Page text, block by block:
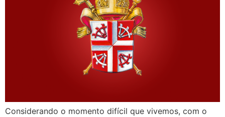
Considerando o momento difícil que vivemos, com o